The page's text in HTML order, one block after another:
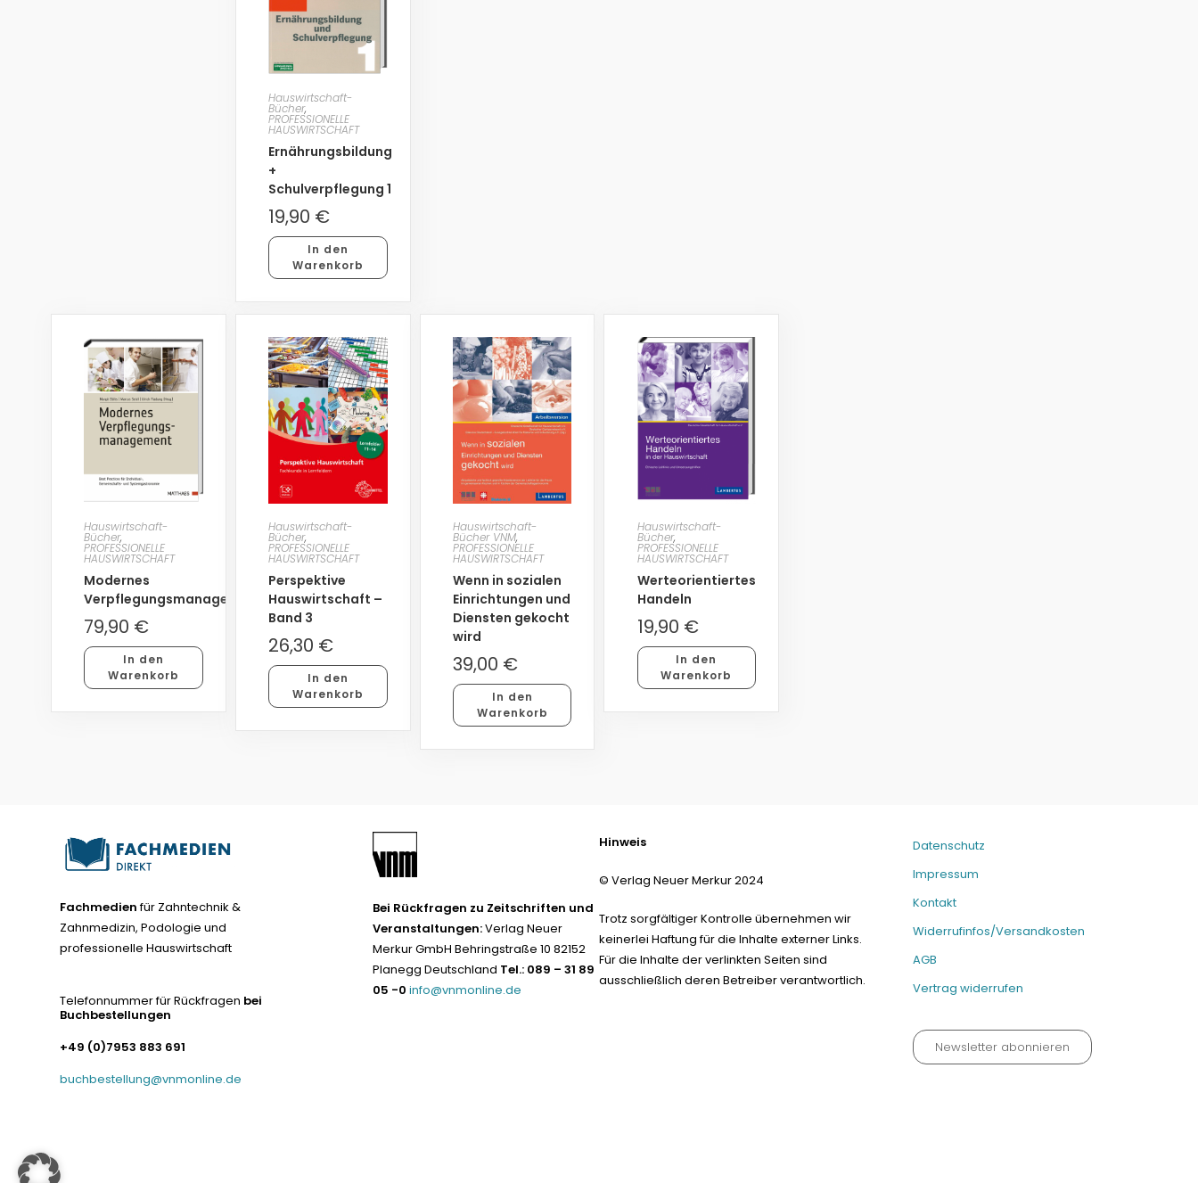
Hauswirtschaft-
Bücher,
PROFESSIONELLE
HAUSWIRTSCHAFT
Ernährungsbildung
+
Schulverpflegung 1
19,90 €
In den
Warenkorb
Hauswirtschaft-
Bücher,
PROFESSIONELLE
HAUSWIRTSCHAFT
Modernes
Verpflegungsmanagement
79,90 €
In den
Warenkorb
Hauswirtschaft-
Bücher,
PROFESSIONELLE
HAUSWIRTSCHAFT
Perspektive
Hauswirtschaft –
Band 3
26,30 €
In den
Warenkorb
Hauswirtschaft-
Bücher VNM,
PROFESSIONELLE
HAUSWIRTSCHAFT
Wenn in sozialen
Einrichtungen und
Diensten gekocht
wird
39,00 €
In den
Warenkorb
Hauswirtschaft-
Bücher,
PROFESSIONELLE
HAUSWIRTSCHAFT
Werteorientiertes
Handeln
19,90 €
In den
Warenkorb
Fachmedienfür Zahntechnik &
Zahnmedizin, Podologie und
professionelle Hauswirtschaft
Telefonnummer für Rückfragen bei
Buchbestellungen
+49 (0)7953 883 691
buchbestellung@vnmonline.de
Bei Rückfragen zu Zeitschriften und
Veranstaltungen:Verlag Neuer
Merkur GmbH Behringstraße 10 82152
Planegg Deutschland Tel.: 089 – 31 89
05 -0 info@vnmonline.de
Hinweis
© Verlag Neuer Merkur 2024
Trotz sorgfältiger Kontrolle übernehmen wir
keinerlei Haftung für die Inhalte externer Links.
Für die Inhalte der verlinkten Seiten sind
ausschließlich deren Betreiber verantwortlich.
Datenschutz
Impressum
Kontakt
Widerrufinfos/Versandkosten
AGB
Vertrag widerrufen
Newsletter abonnieren